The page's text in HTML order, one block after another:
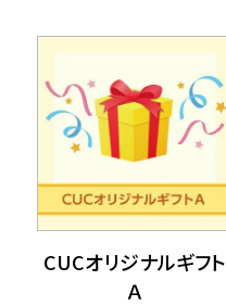
CUCオリジナルギフト
Ａ